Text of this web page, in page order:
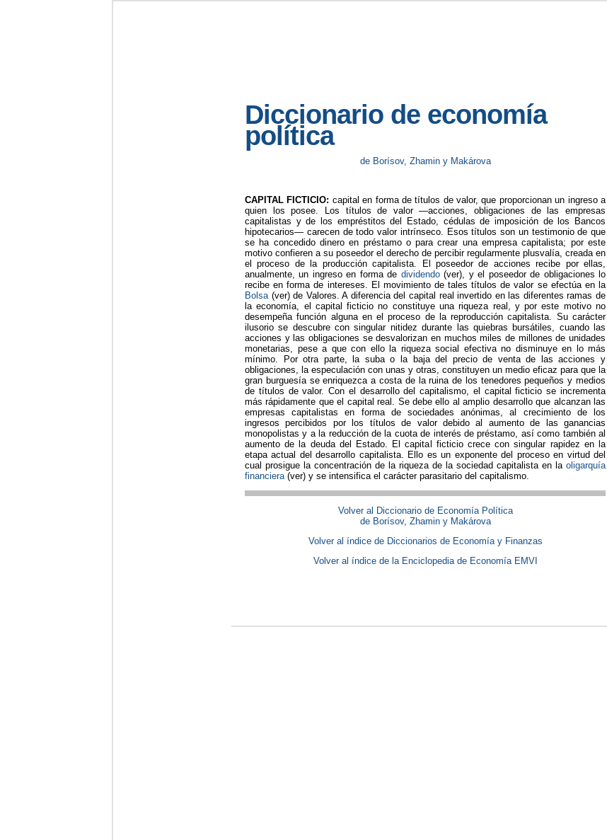
Diccionario de economía
política
de Borísov, Zhamin y Makárova
CAPITAL FICTICIO: capital en forma de títulos de valor, que proporcionan un ingreso a
quien los posee. Los títulos de valor —acciones, obligaciones de las empresas
capitalistas y de los empréstitos del Estado, cédulas de imposición de los Bancos
hipotecarios— carecen de todo valor intrínseco. Esos títulos son un testimonio de que
se ha concedido dinero en préstamo o para crear una empresa capitalista; por este
motivo confieren a su poseedor el derecho de percibir regularmente plusvalía, creada en
el proceso de la producción capitalista. El poseedor de acciones recibe por ellas,
anualmente, un ingreso en forma de dividendo(ver), y el poseedor de obligaciones lo
recibe en forma de intereses. El movimiento de tales títulos de valor se efectúa en la
Bolsa(ver) de Valores. A diferencia del capital real invertido en las diferentes ramas de
la economía, el capital ficticio no constituye una riqueza real, y por este motivo no
desempeña función alguna en el proceso de la reproducción capitalista. Su carácter
ilusorio se descubre con singular nitidez durante las quiebras bursátiles, cuando las
acciones y las obligaciones se desvalorizan en muchos miles de millones de unidades
monetarias, pese a que con ello la riqueza social efectiva no disminuye en lo más
mínimo. Por otra parte, la suba o la baja del precio de venta de las acciones y
obligaciones, la especulación con unas y otras, constituyen un medio eficaz para que la
gran burguesía se enriquezca a costa de la ruina de los tenedores pequeños y medios
de títulos de valor. Con el desarrollo del capitalismo, el capital ficticio se incrementa
más rápidamente que el capital real. Se debe ello al amplio desarrollo que alcanzan las
empresas capitalistas en forma de sociedades anónimas, al crecimiento de los
ingresos percibidos por los títulos de valor debido al aumento de las ganancias
monopolistas y a la reducción de la cuota de interés de préstamo, así como también al
aumento de la deuda del Estado. El capital ficticio crece con singular rapidez en la
etapa actual del desarrollo capitalista. Ello es un exponente del proceso en virtud del
cual prosigue la concentración de la riqueza de la sociedad capitalista en la oligarquía
financiera(ver) y se intensifica el carácter parasitario del capitalismo.
Volver al Diccionario de Economía Política
de Borísov, Zhamin y Makárova
Volver al índice de Diccionarios de Economía y Finanzas
Volver al índice de la Enciclopedia de Economía EMVI